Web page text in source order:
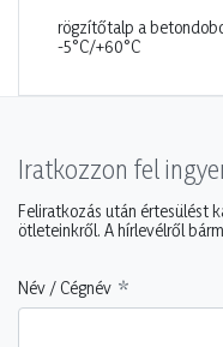
rögzítőtalp a
-5°C/+60°C
Iratkozzon fel
Feliratkozás után értesülést
ötleteinkről. A hírlevélről
Név / Cégnév